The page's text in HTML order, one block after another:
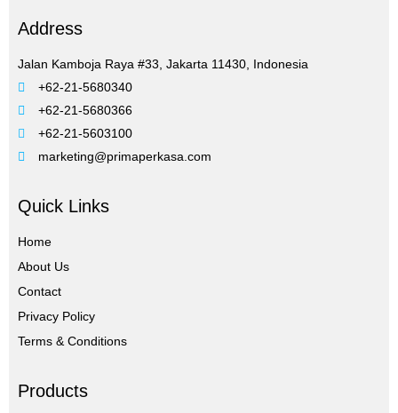
Address
Jalan Kamboja Raya #33, Jakarta 11430, Indonesia
+62-21-5680340
+62-21-5680366
+62-21-5603100
marketing@primaperkasa.com
Quick Links
Home
About Us
Contact
Privacy Policy
Terms & Conditions
Products